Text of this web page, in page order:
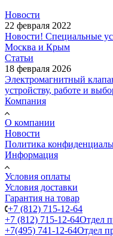
Новости
22 февраля 2022
Новости! Специальные
Москва и Крым
Статьи
18 февраля 2026
Электромагнитный
устройству, работе и
Компания
О компании
Новости
Политика
Информация
Условия оплаты
Условия доставки
Гарантия на товар
+7 (812) 715-12-64
+7 (812) 715-12-64Отдел
+7(495) 741-12-64Отдел